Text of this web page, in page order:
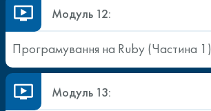
Модуль 12:
Програмування на Ruby (Частина 1)
Модуль 13: